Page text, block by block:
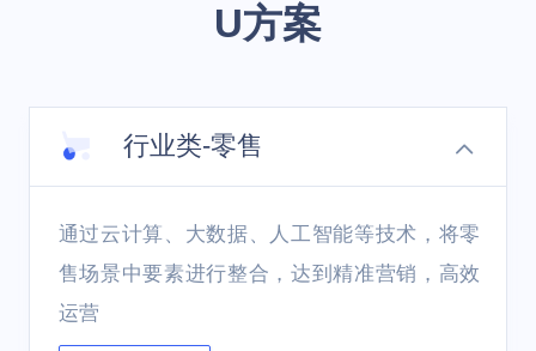
U方案
行业类-零售
通过云计算、大数据、人工智能等技术，将零
售场景中要素进行整合，达到精准营销，高效
运营